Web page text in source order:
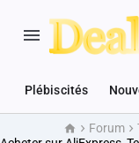
Plébiscités
AccueilForum